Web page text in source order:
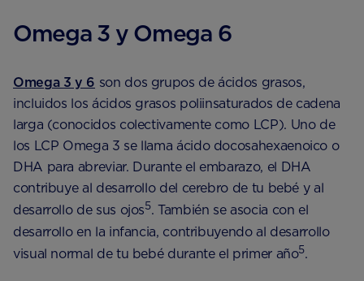
Omega 3 y Omega 6
Omega 3 y 6 son dos grupos de ácidos grasos,
incluidos los ácidos grasos poliinsaturados de cadena
larga (conocidos colectivamente como LCP). Uno de
los LCP Omega 3 se llama ácido docosahexaenoico o
DHA para abreviar. Durante el embarazo, el DHA
contribuye al desarrollo del cerebro de tu bebé y al
desarrollo de sus ojos5. También se asocia con el
desarrollo en la infancia, contribuyendo al desarrollo
visual normal de tu bebé durante el primer año5.